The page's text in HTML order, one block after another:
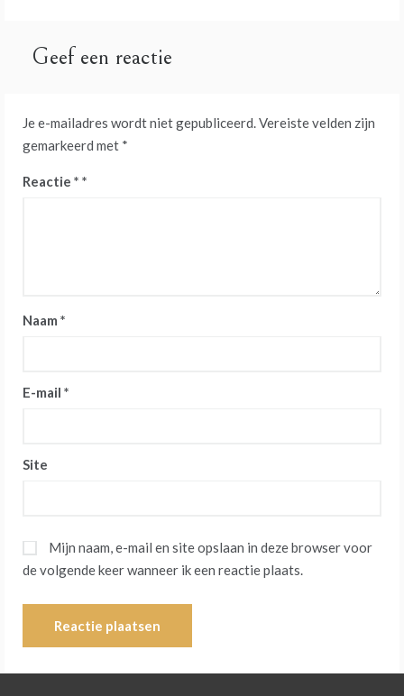
Geef een reactie
Je e-mailadres wordt niet gepubliceerd.Vereiste velden zijn
gemarkeerd met *
Reactie *
Naam *
E-mail *
Site
Mijn naam, e-mail en site opslaan in deze browser voor
de volgende keer wanneer ik een reactie plaats.